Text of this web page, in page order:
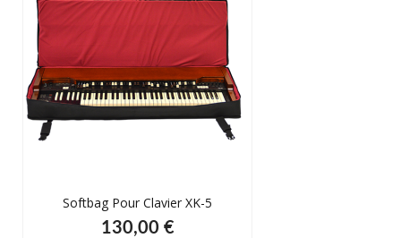
Softbag Pour Clavier XK-5
130,00 €